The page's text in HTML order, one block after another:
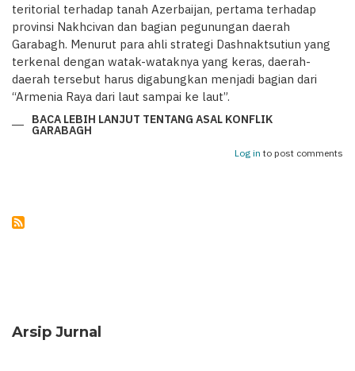
teritorial terhadap tanah Azerbaijan, pertama terhadap
provinsi Nakhcivan dan bagian pegunungan daerah
Garabagh. Menurut para ahli strategi Dashnaktsutiun yang
terkenal dengan watak-wataknya yang keras, daerah-
daerah tersebut harus digabungkan menjadi bagian dari
“Armenia Raya dari laut sampai ke laut”.
BACA LEBIH LANJUT TENTANG ASAL KONFLIK
GARABAGH
Log in to post comments
Arsip Jurnal